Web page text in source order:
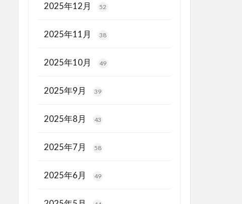
2025年12月 52
2025年11月 38
2025年10月 49
2025年9月 39
2025年8月 43
2025年7月 58
2025年6月 49